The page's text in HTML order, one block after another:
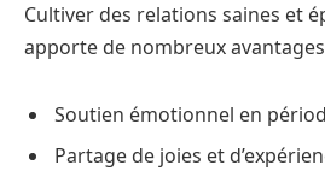
Cultiver des relations saines et
apporte de nombreux
Soutien émotionnel en
Partage de joies et